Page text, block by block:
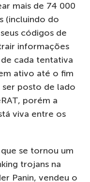
mais de 74 000
(incluindo do
códigos de
informações
cada tentativa
ativo até o fim
ser posto de lado
porém a
viva entre os
se tornou um
trojans na
Panin, vendeu o